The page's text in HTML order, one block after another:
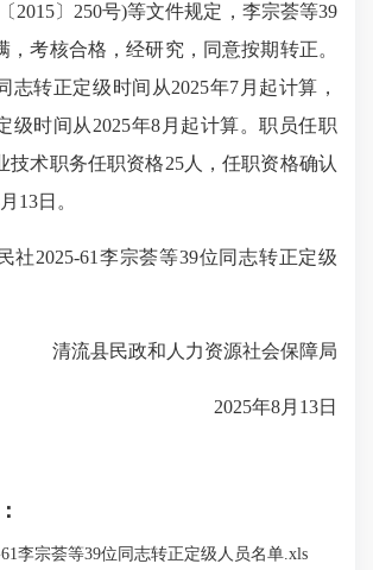
2015〕250号)等文件规定，李宗荟等39
，考核合格，经研究，同意按期转正。
志转正定级时间从2025年7月起计算，
级时间从2025年8月起计算。职员任职
技术职务任职资格25人，任职资格确认
13日。
2025-61李宗荟等39位同志转正定级
清流县民政和人力资源社会保障局
2025年8月13日
李宗荟等39位同志转正定级人员名单.xls